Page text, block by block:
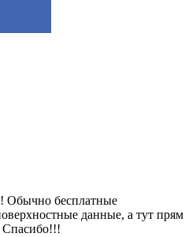
Обычно бесплатные
данные, а тут прям
Спасибо!!!